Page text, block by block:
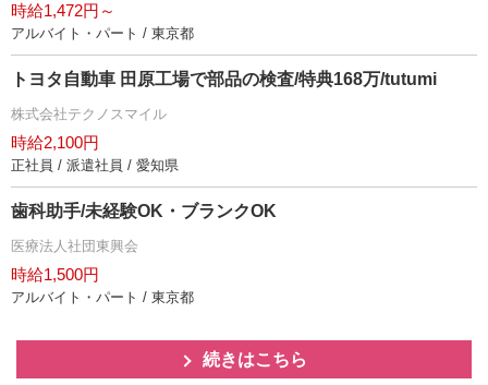
時給1,472円～
アルバイト・パート / 東京都
トヨタ自動車 田原工場で部品の検査/特典168万/tutumi
株式会社テクノスマイル
時給2,100円
正社員 / 派遣社員 / 愛知県
歯科助手/未経験OK・ブランクOK
医療法人社団東興会
時給1,500円
アルバイト・パート / 東京都
続きはこちら